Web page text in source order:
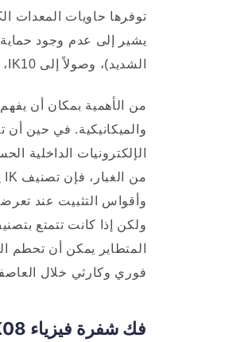
يشير إلى عدم وجود
الشديد)، وصولاً إلى IK10، الذي يمثل أقصى حماية قياسية قادرة على تحمل القوة الحركية الشديدة والمتعمدة.
من الأهمية بمكان أن
من الغبار، فإن تصنيف IK يهتم بشكل صارم بالحفاظ على
فوري وكارثي خلال
فك شفرة فيزياء IK08: طاقة التصادم وأوزان الاختبار وقوة الجاذبية